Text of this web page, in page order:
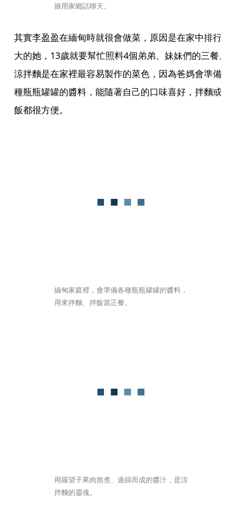
娘用家鄉話聊天。
其實李盈盈在緬甸時就很會做菜，原因是在家中排行
大的她，13歲就要幫忙照料4個弟弟、妹妹們的三餐
涼拌麵是在家裡最容易製作的菜色，因為爸媽會準備
種瓶瓶罐罐的醬料，能隨著自己的口味喜好，拌麵或
飯都很方便。
緬甸家庭裡，會準備各種瓶瓶罐罐的醬料，
用來拌麵、拌飯當正餐。
用羅望子果肉熬煮、過篩而成的醬汁，是涼
拌麵的靈魂。